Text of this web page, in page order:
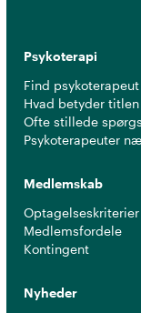
Psykoterapi
Find psykoterapeut
Hvad betyder
Ofte stillede
Psykoterapeuter
Medlemskab
Optagelseskriterier
Medlemsfordele
Kontingent
Nyheder